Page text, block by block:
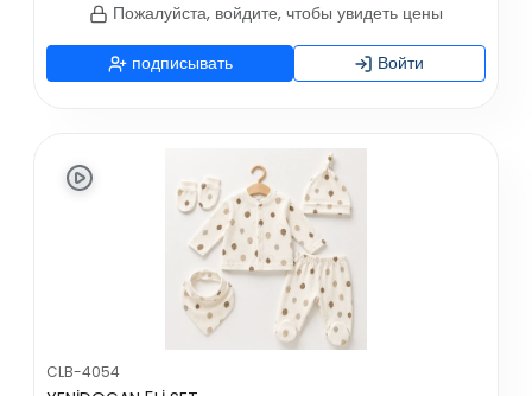
Пожалуйста, войдите, чтобы увидеть цены
подписывать Войти
CLB-4054